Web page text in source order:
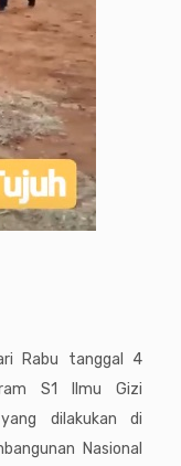
Rabu tanggal 4
S1 Ilmu Gizi
dilakukan di
Nasional